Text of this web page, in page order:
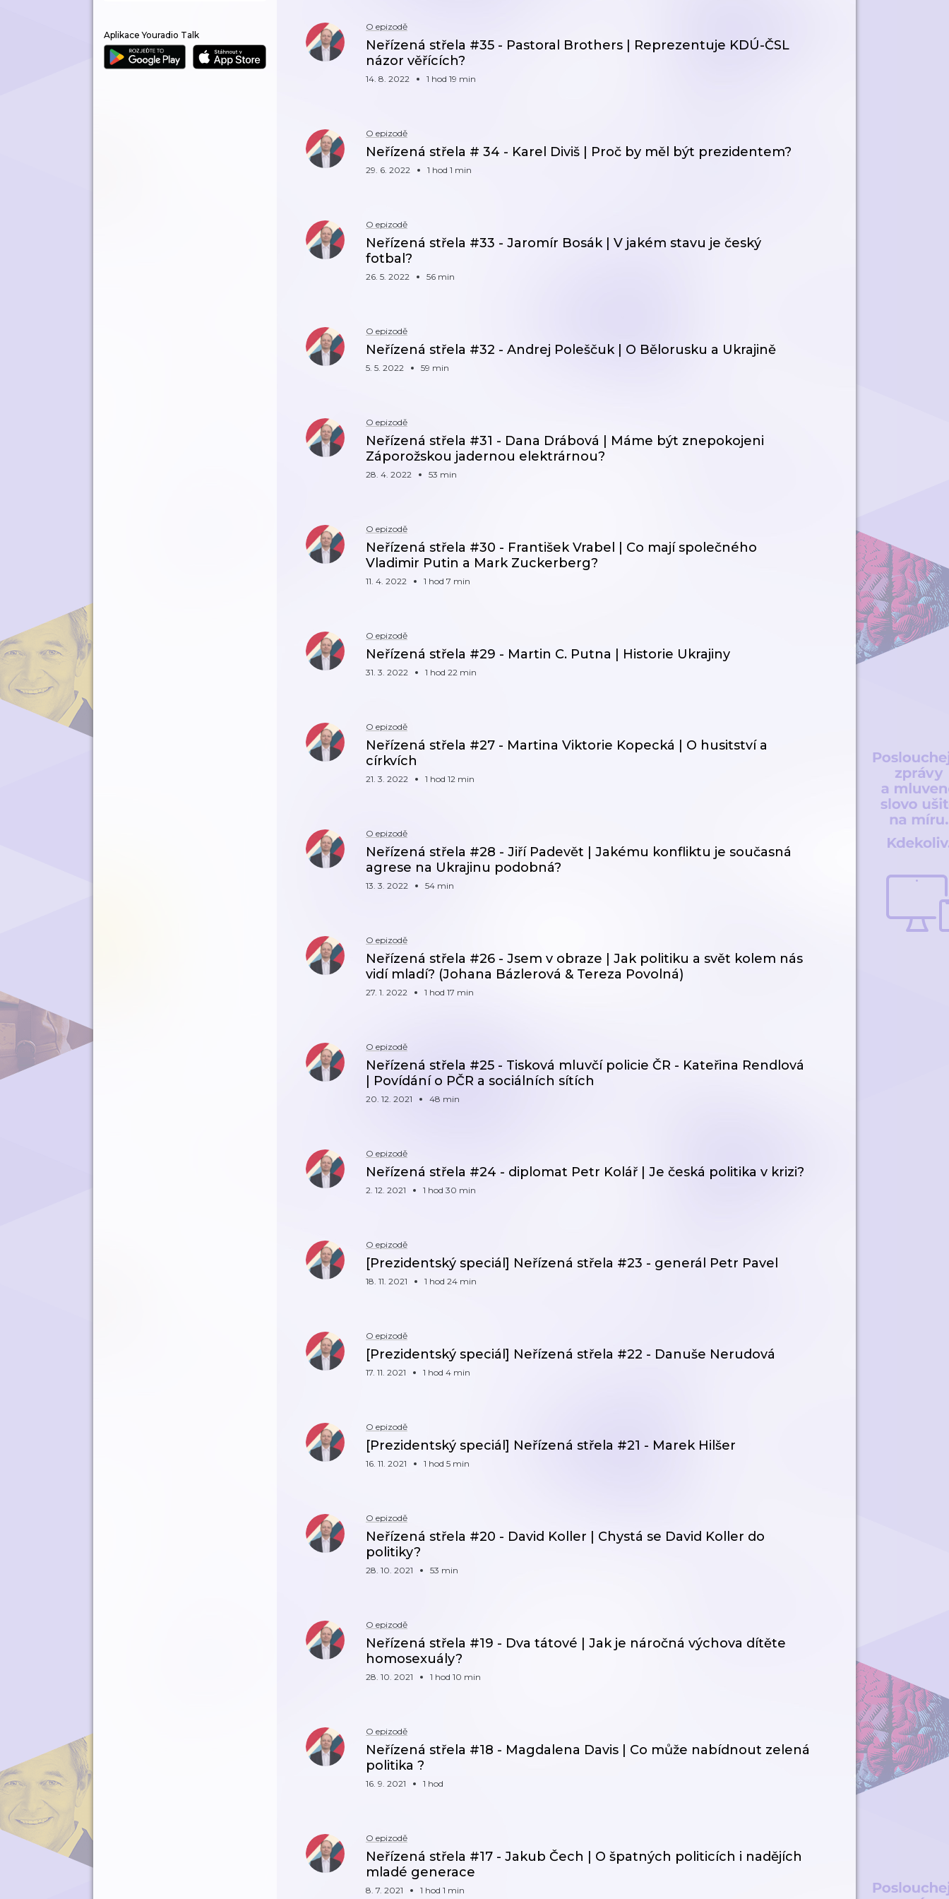
Aplikace Youradio Talk
O epizodě
Neřízená střela #35 - Pastoral Brothers | Reprezentuje KDÚ-ČSL
názor věřících?
14. 8. 2022 1 hod 19 min
O epizodě
Neřízená střela # 34 - Karel Diviš | Proč by měl být prezidentem?
29. 6. 2022 1 hod 1 min
O epizodě
Neřízená střela #33 - Jaromír Bosák | V jakém stavu je český
fotbal?
26. 5. 2022 56 min
O epizodě
Neřízená střela #32 - Andrej Poleščuk | O Bělorusku a Ukrajině
5. 5. 2022 59 min
O epizodě
Neřízená střela #31 - Dana Drábová | Máme být znepokojeni
Záporožskou jadernou elektrárnou?
28. 4. 2022 53 min
O epizodě
Neřízená střela #30 - František Vrabel | Co mají společného
Vladimir Putin a Mark Zuckerberg?
11. 4. 2022 1 hod 7 min
O epizodě
Neřízená střela #29 - Martin C. Putna | Historie Ukrajiny
31. 3. 2022 1 hod 22 min
O epizodě
Neřízená střela #27 - Martina Viktorie Kopecká | O husitství a
církvích
21. 3. 2022 1 hod 12 min
O epizodě
Neřízená střela #28 - Jiří Padevět | Jakému konfliktu je současná
agrese na Ukrajinu podobná?
13. 3. 2022 54 min
O epizodě
Neřízená střela #26 - Jsem v obraze | Jak politiku a svět kolem nás
vidí mladí? (Johana Bázlerová & Tereza Povolná)
27. 1. 2022 1 hod 17 min
O epizodě
Neřízená střela #25 - Tisková mluvčí policie ČR - Kateřina Rendlová
| Povídání o PČR a sociálních sítích
20. 12. 2021 48 min
O epizodě
Neřízená střela #24 - diplomat Petr Kolář | Je česká politika v krizi?
2. 12. 2021 1 hod 30 min
O epizodě
[Prezidentský speciál] Neřízená střela #23 - generál Petr Pavel
18. 11. 2021 1 hod 24 min
O epizodě
[Prezidentský speciál] Neřízená střela #22 - Danuše Nerudová
17. 11. 2021 1 hod 4 min
O epizodě
[Prezidentský speciál] Neřízená střela #21 - Marek Hilšer
16. 11. 2021 1 hod 5 min
O epizodě
Neřízená střela #20 - David Koller | Chystá se David Koller do
politiky?
28. 10. 2021 53 min
O epizodě
Neřízená střela #19 - Dva tátové | Jak je náročná výchova dítěte
homosexuály?
28. 10. 2021 1 hod 10 min
O epizodě
Neřízená střela #18 - Magdalena Davis | Co může nabídnout zelená
politika ?
16. 9. 2021 1 hod
O epizodě
Neřízená střela #17 - Jakub Čech | O špatných politicích i nadějích
mladé generace
8. 7. 2021 1 hod 1 min